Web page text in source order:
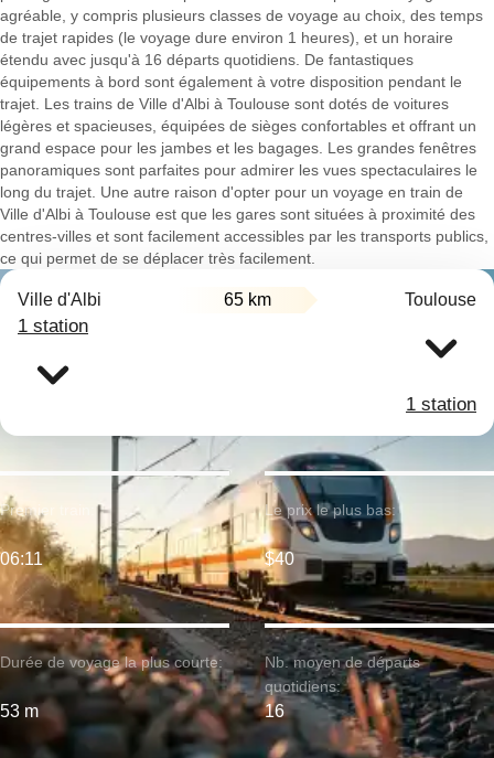
agréable, y compris plusieurs classes de voyage au choix, des temps
de trajet rapides (le voyage dure environ 1 heures), et un horaire
étendu avec jusqu'à 16 départs quotidiens. De fantastiques
équipements à bord sont également à votre disposition pendant le
trajet. Les trains de Ville d'Albi à Toulouse sont dotés de voitures
légères et spacieuses, équipées de sièges confortables et offrant un
grand espace pour les jambes et les bagages. Les grandes fenêtres
panoramiques sont parfaites pour admirer les vues spectaculaires le
long du trajet. Une autre raison d'opter pour un voyage en train de
Ville d'Albi à Toulouse est que les gares sont situées à proximité des
centres-villes et sont facilement accessibles par les transports publics,
ce qui permet de se déplacer très facilement.
Ville d'Albi 65 km Toulouse
1 station
1 station
Durée de voyage la plus courte:
53 m
Premier train:
06:11
Le prix le plus bas:
$40
Nb. moyen de départs
quotidiens:
16